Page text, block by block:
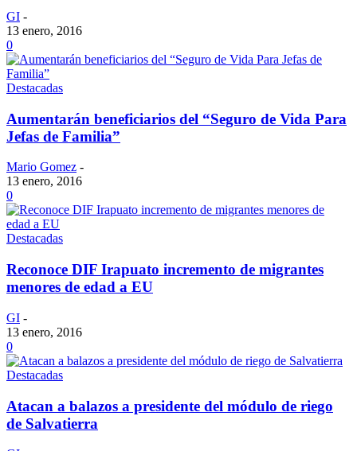
GI -
13 enero, 2016
0
Destacadas
Aumentarán beneficiarios del “Seguro de Vida Para
Jefas de Familia”
Mario Gomez -
13 enero, 2016
0
Destacadas
Reconoce DIF Irapuato incremento de migrantes
menores de edad a EU
GI -
13 enero, 2016
0
Destacadas
Atacan a balazos a presidente del módulo de riego
de Salvatierra